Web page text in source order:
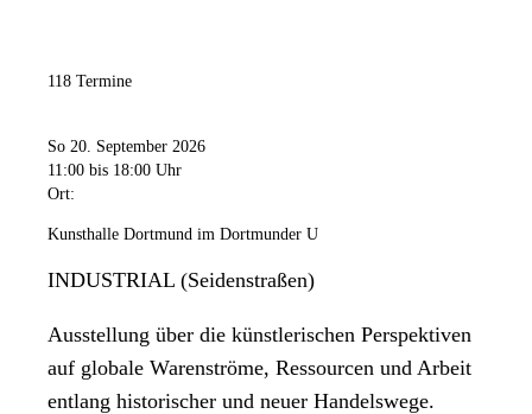
118 Termine
So 20. September 2026
11:00 bis 18:00 Uhr
Ort:
Kunsthalle Dortmund im Dortmunder U
INDUSTRIAL (Seidenstraßen)
Ausstellung über die künstlerischen Perspektiven
auf globale Warenströme, Ressourcen und Arbeit
entlang historischer und neuer Handelswege.